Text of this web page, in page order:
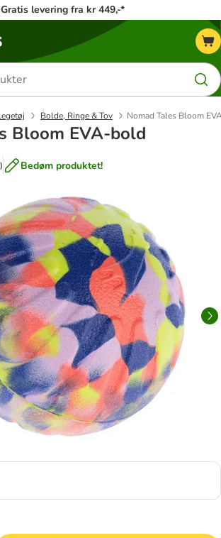
Gratis levering fra kr 449,-*
Bolde, Ringe & Tov Nomad Tales Bloom
Bloom EVA-bold
) Bedøm produktet!